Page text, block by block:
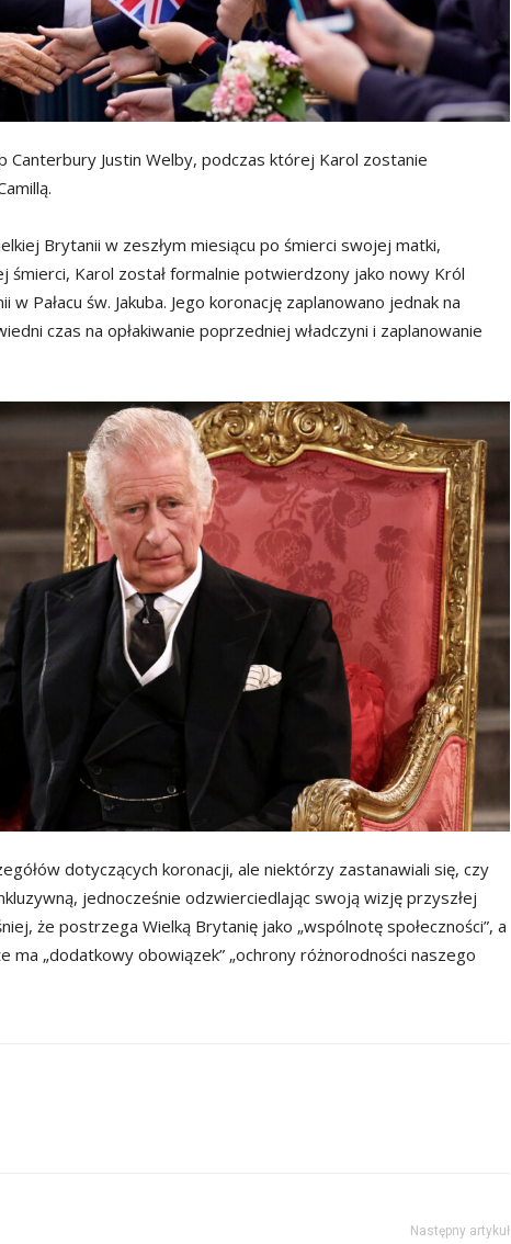
Canterbury Justin Welby, podczas której Karol zostanie
Brytanii w zeszłym miesiącu po śmierci swojej matki,
śmierci, Karol został formalnie potwierdzony jako nowy Król
Pałacu św. Jakuba. Jego koronację zaplanowano jednak na
czas na opłakiwanie poprzedniej władczyni i zaplanowanie
dotyczących koronacji, ale niektórzy zastanawiali się, czy
jednocześnie odzwierciedlając swoją wizję przyszłej
że postrzega Wielką Brytanię jako „wspólnotę społeczności”, a
ma „dodatkowy obowiązek” „ochrony różnorodności naszego
Następny artykuł